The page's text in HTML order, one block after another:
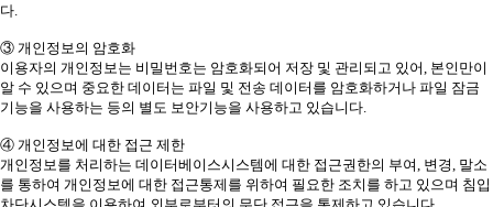
다.
③ 개인정보의 암호화
이용자의 개인정보는 비밀번호는 암호화되어 저장 및 관리되고 있어, 본인만이
알 수 있으며 중요한 데이터는 파일 및 전송 데이터를 암호화하거나 파일 잠금
기능을 사용하는 등의 별도 보안기능을 사용하고 있습니다.
④ 개인정보에 대한 접근 제한
개인정보를 처리하는 데이터베이스시스템에 대한 접근권한의 부여, 변경, 말소
를 통하여 개인정보에 대한 접근통제를 위하여 필요한 조치를 하고 있으며 침입